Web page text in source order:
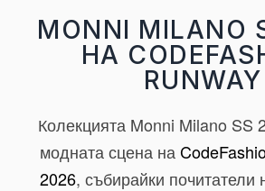
MONNI MILANO
НА
RUNWAY
Колекцията Monni Milano SS
модната сцена на
2026, събирайки почитатели